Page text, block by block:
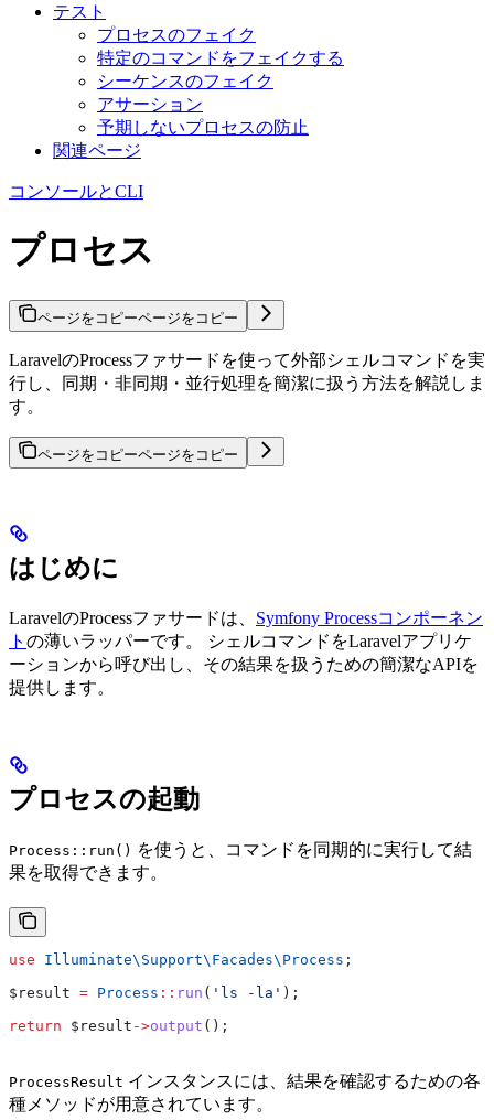
テスト
プロセスのフェイク
特定のコマンドをフェイクする
シーケンスのフェイク
アサーション
予期しないプロセスの防止
関連ページ
コンソールとCLI
プロセス
ページをコピーページをコピー
LaravelのProcessファサードを使って外部シェルコマンドを実
行し、同期・非同期・並行処理を簡潔に扱う方法を解説しま
す。
ページをコピーページをコピー
はじめに
LaravelのProcessファサードは、 Symfony Processコンポーネン
ト の薄いラッパーです。 シェルコマンドをLaravelアプリケ
ーションから呼び出し、その結果を扱うための簡潔なAPIを
提供します。
プロセスの起動
Process::run() を使うと、コマンドを同期的に実行して結
果を取得できます。
use Illuminate\Support\Facades\ Process ;
$result = Process :: run ( 'ls -la' );
return $result ->output ();
ProcessResult インスタンスには、結果を確認するための各
種メソッドが用意されています。